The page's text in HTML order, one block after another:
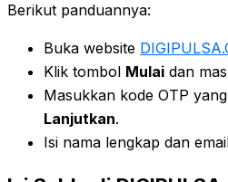
Berikut panduannya:
Buka website
Klik tombol Mulai dan
Masukkan kode OTP
Lanjutkan.
Isi nama lengkap dan